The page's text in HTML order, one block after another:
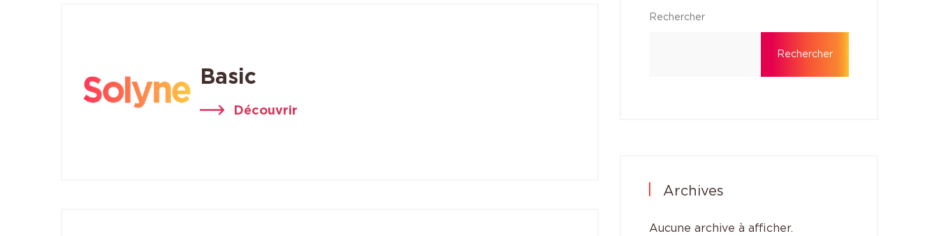
Basic
Découvrir
Rechercher
Rechercher
Archives
Aucune archive à afficher.